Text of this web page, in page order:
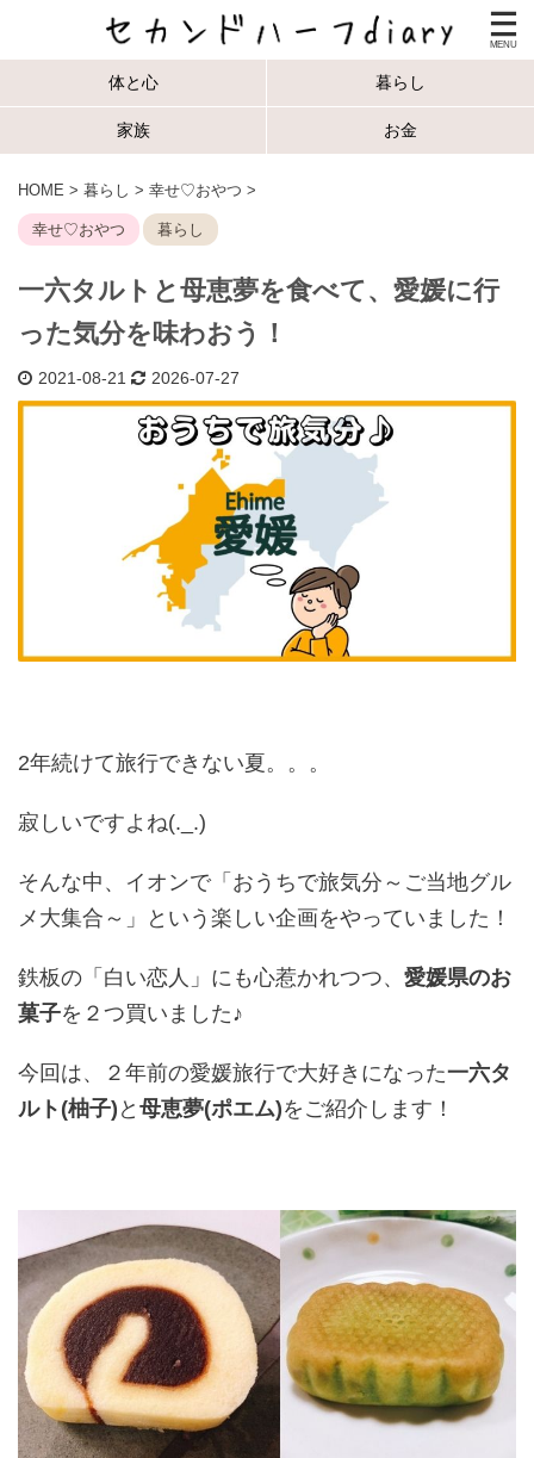
体と心 暮らし
家族 お金
HOME > 暮らし > 幸せ♡おやつ >
幸せ♡おやつ 暮らし
一六タルトと母恵夢を食べて、愛媛に行
った気分を味わおう！
2021-08-21 2026-07-27
2年続けて旅行できない夏。。。
寂しいですよね(._.)
そんな中、イオンで「おうちで旅気分～ご当地グル
メ大集合～」という楽しい企画をやっていました！
鉄板の「白い恋人」にも心惹かれつつ、 愛媛県のお
菓子を２つ買いました♪
今回は、２年前の愛媛旅行で大好きになった一六タ
ルト(柚子) と 母恵夢(ポエム)を ご紹介します！